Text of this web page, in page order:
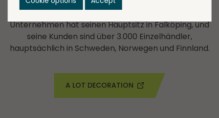
Sortiment umfasst etwas mehr als 4.000 Artikel. Das
Unternehmen hat seinen Hauptsitz in Falköping, und
seine Kunden sind über 3.000 Einzelhändler,
hauptsächlich in Schweden, Norwegen und Finnland.
A LOT DECORATION